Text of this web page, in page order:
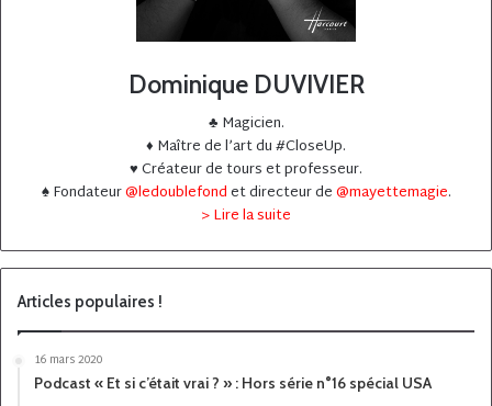
Dominique DUVIVIER
♣️ Magicien.
♦️ Maître de l’art du #CloseUp.
♥️ Créateur de tours et professeur.
♠️ Fondateur@ledoublefondet directeur de@mayettemagie.
> Lire la suite
Articles populaires !
16 mars 2020
Podcast « Et si c’était vrai ? » : Hors série n°16 spécial USA